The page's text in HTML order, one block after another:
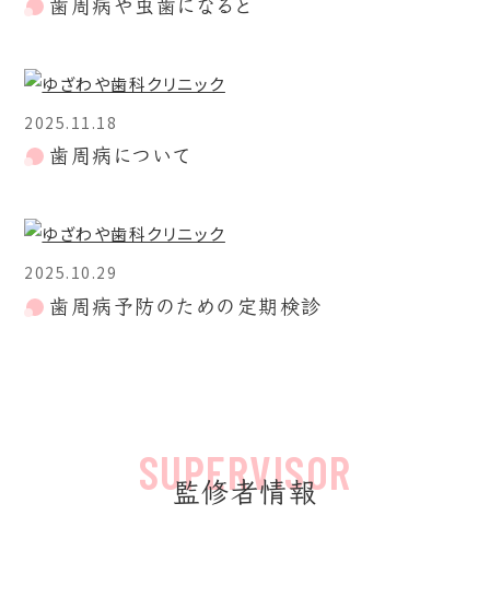
歯周病や虫歯になると
2025.11.18
歯周病について
2025.10.29
歯周病予防のための定期検診
監修者情報